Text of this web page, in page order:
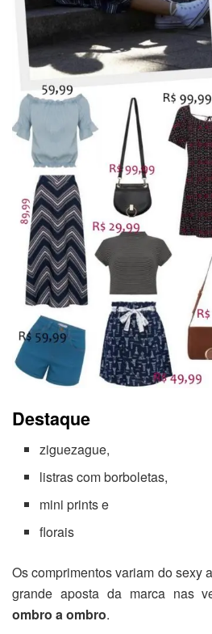
Destaque
ziguezague,
listras com borboletas,
mini prints e
florais
Os comprimentos variam do sexy
grande aposta da marca nas
ombro a ombro.